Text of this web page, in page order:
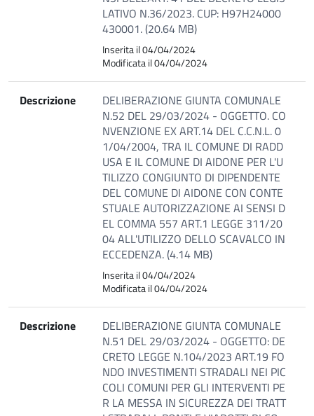
LATIVO N.36/2023. CUP: H97H24000
430001. (20.64 MB)
Inserita il 04/04/2024
Modificata il 04/04/2024
Descrizione
DELIBERAZIONE GIUNTA COMUNALE
N.52 DEL 29/03/2024 - OGGETTO. CO
NVENZIONE EX ART.14 DEL C.C.N.L. 0
1/04/2004, TRA IL COMUNE DI RADD
USA E IL COMUNE DI AIDONE PER L'U
TILIZZO CONGIUNTO DI DIPENDENTE
DEL COMUNE DI AIDONE CON CONTE
STUALE AUTORIZZAZIONE AI SENSI D
EL COMMA 557 ART.1 LEGGE 311/20
04 ALL'UTILIZZO DELLO SCAVALCO IN
ECCEDENZA. (4.14 MB)
Inserita il 04/04/2024
Modificata il 04/04/2024
Descrizione
DELIBERAZIONE GIUNTA COMUNALE
N.51 DEL 29/03/2024 - OGGETTO: DE
CRETO LEGGE N.104/2023 ART.19 FO
NDO INVESTIMENTI STRADALI NEI PIC
COLI COMUNI PER GLI INTERVENTI PE
R LA MESSA IN SICUREZZA DEI TRATT